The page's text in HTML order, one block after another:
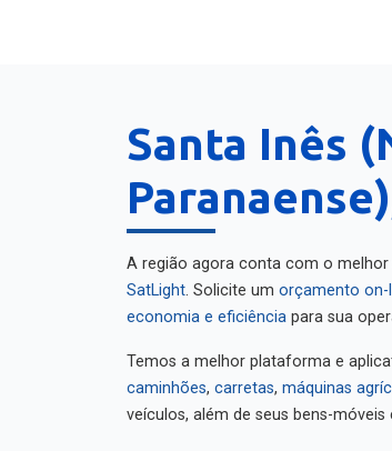
Santa Inês
A região agora conta com o melhor
SatLight. Solicite um orçamento on-
economia e eficiência para sua
Temos a melhor plataforma e
caminhões, carretas, máquinas
veículos, além de seus bens-móveis